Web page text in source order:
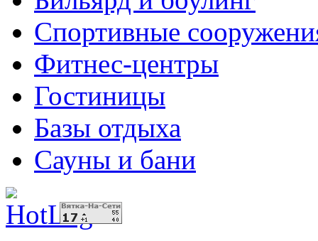
Спортивные
Фитнес-центры
Гостиницы
Базы отдыха
Сауны и бани